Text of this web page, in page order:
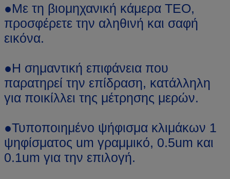
●Με τη βιομηχανική κάμερα TEO,
προσφέρετε την αληθινή και σαφή
εικόνα.
●Η σημαντική επιφάνεια που
παρατηρεί την επίδραση, κατάλληλη
για ποικίλλει της μέτρησης μερών.
●Τυποποιημένο ψήφισμα κλιμάκων 1
ψηφίσματος um γραμμικό, 0.5um και
0.1um για την επιλογή.